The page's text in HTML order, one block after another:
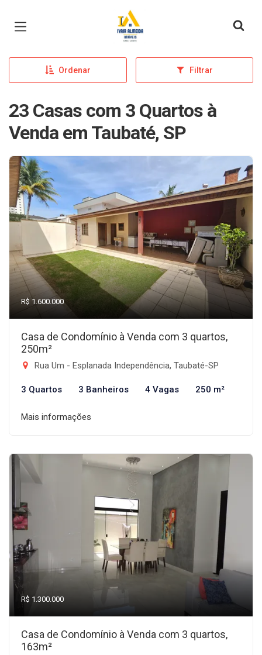
Página inicial
Ordenar Filtrar
23 Casas com 3 Quartos à
Venda em Taubaté, SP
R$ 1.600.000
Casa de Condomínio à Venda com 3 quartos,
250m²
Rua Um - Esplanada Independência, Taubaté-SP
3 Quartos 3 Banheiros 4 Vagas 250 m²
Mais informações
R$ 1.300.000
Casa de Condomínio à Venda com 3 quartos,
163m²